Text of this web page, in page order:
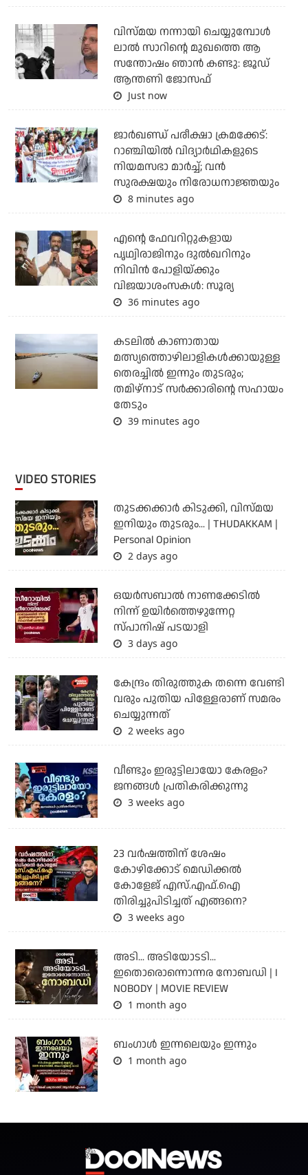
വിസ്മയ നന്നായി ചെയ്യുമ്പോൾ
ലാൽ സാറിന്റെ മുഖത്തെ ആ
സന്തോഷം ഞാൻ കണ്ടു: ജൂഡ്
ആന്തണി ജോസഫ്
Just now
ജാര്‍ഖണ്ഡ് പരീക്ഷാ ക്രമക്കേട്:
റാഞ്ചിയില്‍ വിദ്യാര്‍ഥികളുടെ
നിയമസഭാ മാര്‍ച്ച്; വന്‍
സുരക്ഷയും നിരോധനാജ്ഞയും
8 minutes ago
എന്റെ ഫേവറിറ്റുകളായ
പൃഥ്വിരാജിനും ദുല്‍ഖറിനും
നിവിന്‍ പോളിയ്ക്കും
വിജയാശംസകള്‍: സൂര്യ
36 minutes ago
കടലില്‍ കാണാതായ
മത്സ്യത്തൊഴിലാളികള്‍ക്കായുള്ള
തെരച്ചില്‍ ഇന്നും തുടരും;
തമിഴ്‌നാട് സര്‍ക്കാരിന്റെ സഹായം
തേടും
39 minutes ago
VIDEO STORIES
തുടക്കക്കാര്‍ കിടുക്കി, വിസ്മയ
ഇനിയും തുടരും... | THUDAKKAM |
Personal Opinion
2 days ago
ഒയര്‍സബാൽ നാണക്കേടിൽ
നിന്ന് ഉയിർത്തെഴുന്നേറ്റ
സ്പാനിഷ് പടയാളി
3 days ago
കേന്ദ്രം തിരുത്തുക തന്നെ വേണ്ടി
വരും പുതിയ പിള്ളേരാണ് സമരം
ചെയ്യുന്നത്
2 weeks ago
വീണ്ടും ഇരുട്ടിലായോ കേരളം?
ജനങ്ങൾ പ്രതികരിക്കുന്നു
3 weeks ago
23 വർഷത്തിന് ശേഷം
കോഴിക്കോട് മെഡിക്കൽ
കോളേജ് എസ്.എഫ്.ഐ
തിരിച്ചുപിടിച്ചത് എങ്ങനെ?
3 weeks ago
അടി... അടിയോടടി...
ഇതൊരൊന്നൊന്നര നോബഡി | I
NOBODY | MOVIE REVIEW
1 month ago
ബംഗാള്‍ ഇന്നലെയും ഇന്നും
1 month ago